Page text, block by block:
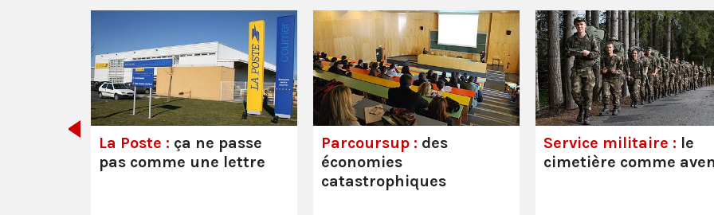
La Poste : ça ne passe
pas comme une lettre
Parcoursup : des
économies
catastrophiques
Service militaire : le
cimetière comme